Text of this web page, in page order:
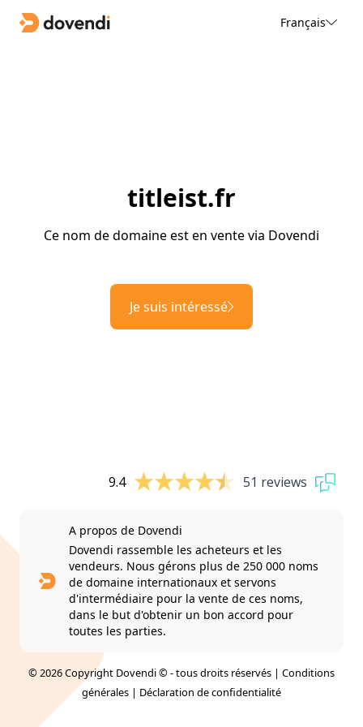
Français
titleist.fr
Ce nom de domaine est en vente via Dovendi
Je suis intéressé
9.4 51 reviews
A propos de Dovendi
Dovendi rassemble les acheteurs et les
vendeurs. Nous gérons plus de 250 000 noms
de domaine internationaux et servons
d'intermédiaire pour la vente de ces noms,
dans le but d'obtenir un bon accord pour
toutes les parties.
© 2026 Copyright Dovendi © - tous droits réservés | Conditions
générales | Déclaration de confidentialité